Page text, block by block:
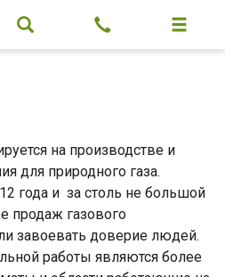
на производстве и
для природного газа.
года и за столь не большой
продаж газового
завоевать доверие людей.
работы являются более